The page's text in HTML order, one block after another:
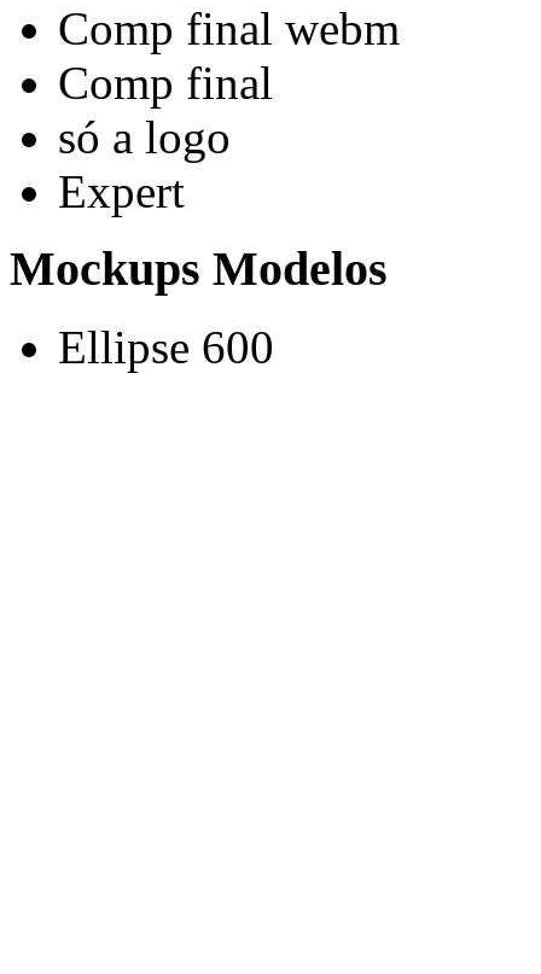
Comp final webm
Comp final
só a logo
Expert
Mockups Modelos
Ellipse 600